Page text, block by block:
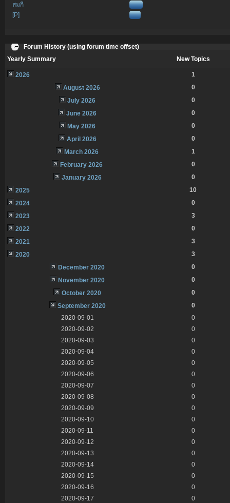
สมกี
[P]
Forum History (using forum time offset)
Yearly Summary
New Topics
2026
1
August 2026
0
July 2026
0
June 2026
0
May 2026
0
April 2026
0
March 2026
1
February 2026
0
January 2026
0
2025
10
2024
0
2023
3
2022
0
2021
3
2020
3
December 2020
0
November 2020
0
October 2020
0
September 2020
0
2020-09-01
0
2020-09-02
0
2020-09-03
0
2020-09-04
0
2020-09-05
0
2020-09-06
0
2020-09-07
0
2020-09-08
0
2020-09-09
0
2020-09-10
0
2020-09-11
0
2020-09-12
0
2020-09-13
0
2020-09-14
0
2020-09-15
0
2020-09-16
0
2020-09-17
0